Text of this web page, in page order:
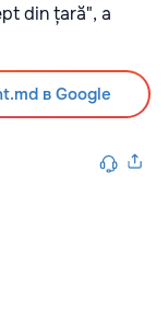
din țară", a
в Google